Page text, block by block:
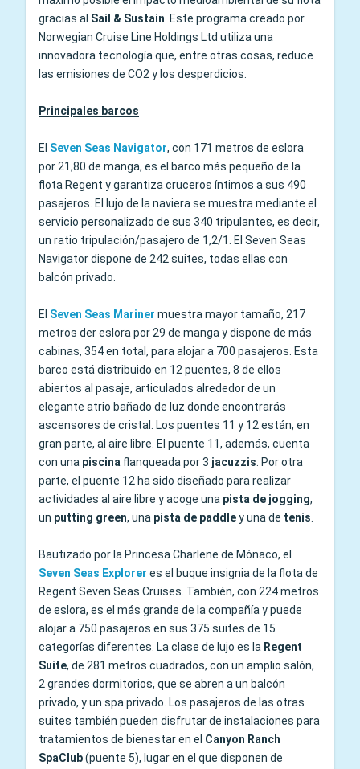
gracias al Sail & Sustain. Este programa creado por
Norwegian Cruise Line Holdings Ltd utiliza una
innovadora tecnología que, entre otras cosas, reduce
las emisiones de CO2 y los desperdicios.
Principales barcos
El Seven Seas Navigator, con 171 metros de eslora
por 21,80 de manga, es el barco más pequeño de la
flota Regent y garantiza cruceros íntimos a sus 490
pasajeros. El lujo de la naviera se muestra mediante el
servicio personalizado de sus 340 tripulantes, es decir,
un ratio tripulación/pasajero de 1,2/1. El Seven Seas
Navigator dispone de 242 suites, todas ellas con
balcón privado.
El Seven Seas Mariner muestra mayor tamaño, 217
metros der eslora por 29 de manga y dispone de más
cabinas, 354 en total, para alojar a 700 pasajeros. Esta
barco está distribuido en 12 puentes, 8 de ellos
abiertos al pasaje, articulados alrededor de un
elegante atrio bañado de luz donde encontrarás
ascensores de cristal. Los puentes 11 y 12 están, en
gran parte, al aire libre. El puente 11, además, cuenta
con una piscina flanqueada por 3 jacuzzis. Por otra
parte, el puente 12 ha sido diseñado para realizar
actividades al aire libre y acoge una pista de jogging,
un putting green, una pista de paddley una de tenis.
Bautizado por la Princesa Charlene de Mónaco, el
Seven Seas Explorer es el buque insignia de la flota de
Regent Seven Seas Cruises. También, con 224 metros
de eslora, es el más grande de la compañía y puede
alojar a 750 pasajeros en sus 375 suites de 15
categorías diferentes. La clase de lujo es la Regent
Suite, de 281 metros cuadrados, con un amplio salón,
2 grandes dormitorios, que se abren a un balcón
privado, y un spa privado. Los pasajeros de las otras
suites también pueden disfrutar de instalaciones para
tratamientos de bienestar en el Canyon Ranch
SpaClub(puente 5), lugar en el que disponen de